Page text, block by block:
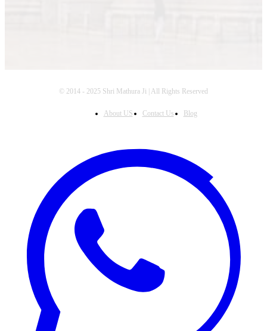
© 2014 - 2025 Shri Mathura Ji | All Rights Reserved
About US Contact Us Blog